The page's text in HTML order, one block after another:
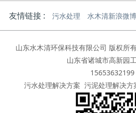
友情链接 : 污水处理 水木清新浪微博
山东水木清环保科技有限公司 版权所
山东省诸城市高新园
15653632199
污水处理解决方案 污泥处理解决方